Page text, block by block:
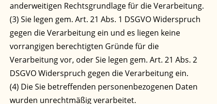
anderweitigen Rechtsgrundlage für die Verarbeitung.
(3) Sie legen gem. Art. 21 Abs. 1 DSGVO Widerspruch
gegen die Verarbeitung ein und es liegen keine
vorrangigen berechtigten Gründe für die
Verarbeitung vor, oder Sie legen gem. Art. 21 Abs. 2
DSGVO Widerspruch gegen die Verarbeitung ein.
(4) Die Sie betreffenden personenbezogenen Daten
wurden unrechtmäßig verarbeitet.